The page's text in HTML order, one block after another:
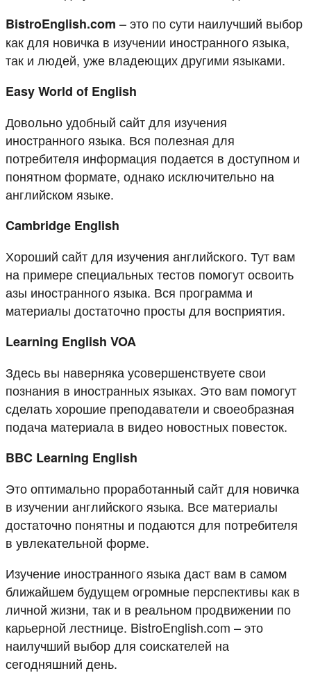
BistroEnglish.com – это по сути наилучший выбор
как для новичка в изучении иностранного языка,
так и людей, уже владеющих другими языками.
Easy World of English
Довольно удобный сайт для изучения
иностранного языка. Вся полезная для
потребителя информация подается в доступном и
понятном формате, однако исключительно на
английском языке.
Cambridge English
Хороший сайт для изучения английского. Тут вам
на примере специальных тестов помогут освоить
азы иностранного языка. Вся программа и
материалы достаточно просты для восприятия.
Learning English VOA
Здесь вы наверняка усовершенствуете свои
познания в иностранных языках. Это вам помогут
сделать хорошие преподаватели и своеобразная
подача материала в видео новостных повесток.
BBC Learning English
Это оптимально проработанный сайт для новичка
в изучении английского языка. Все материалы
достаточно понятны и подаются для потребителя
в увлекательной форме.
Изучение иностранного языка даст вам в самом
ближайшем будущем огромные перспективы как в
личной жизни, так и в реальном продвижении по
карьерной лестнице. BistroEnglish.com – это
наилучший выбор для соискателей на
сегодняшний день.